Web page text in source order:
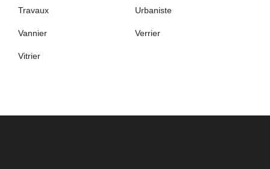
Travaux Urbaniste
Vannier Verrier
Vitrier